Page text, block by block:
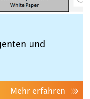
und
Mehr erfahren